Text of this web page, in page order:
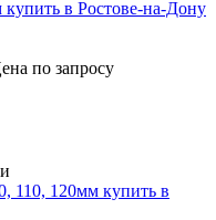
по запросу